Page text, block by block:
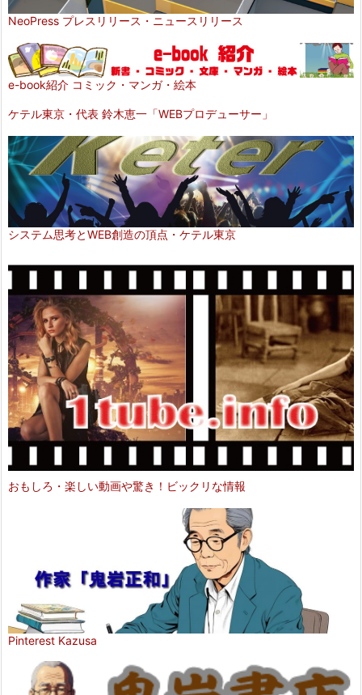
NeoPress プレスリリース・ニュースリリース
e-book紹介 コミック・マンガ・絵本
ケテル東京・代表 鈴木恵一「WEBプロデューサー」
システム思考とWEB創造の頂点・ケテル東京
おもしろ・楽しい動画や驚き！ビックリな情報
Pinterest Kazusa